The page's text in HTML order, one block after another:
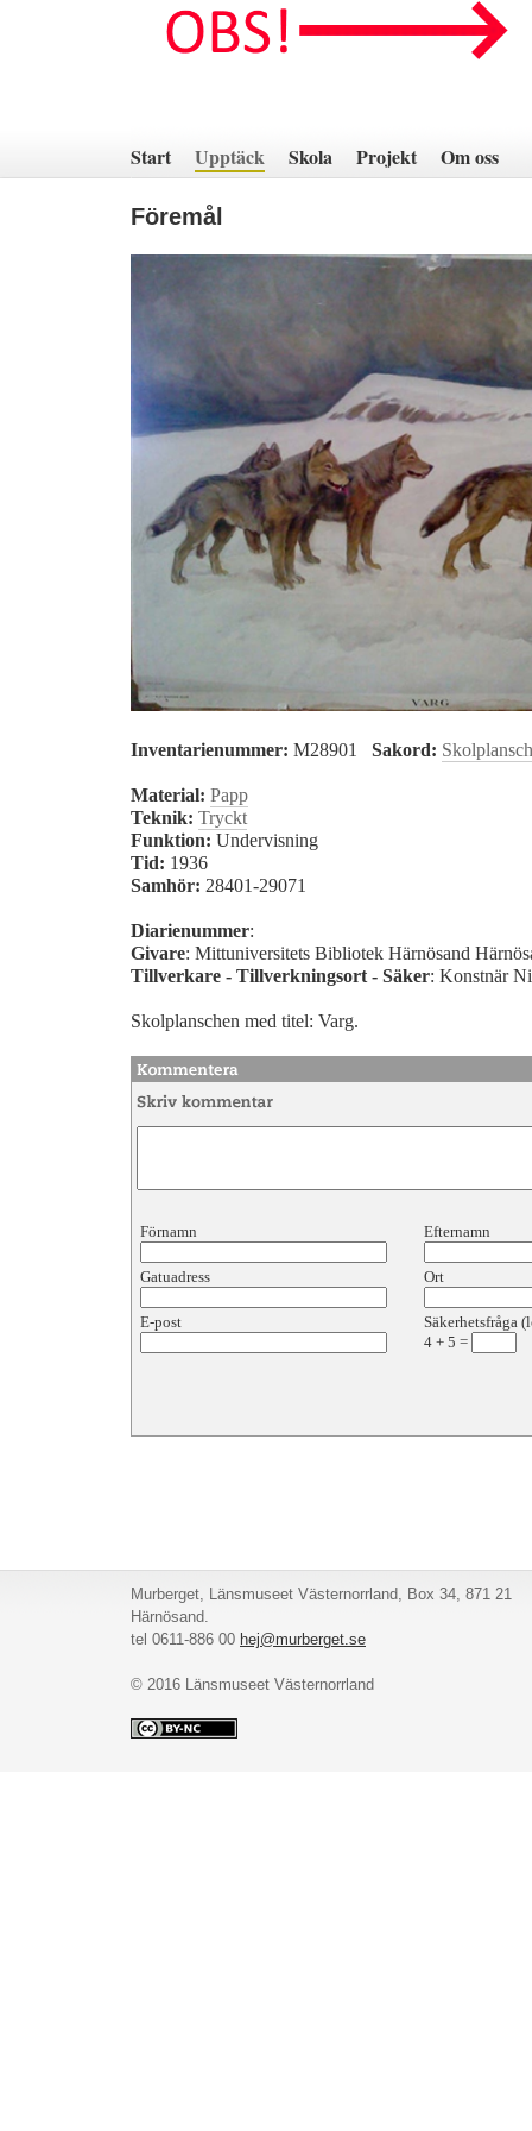
innehåll
Start Upptäck Skola Projekt Om oss
Föremål
Inventarienummer: M28901 Sakord: Skolplansch
Material: Papp
Teknik: Tryckt
Funktion: Undervisning
Tid: 1936
Samhör: 28401-29071
Diarienummer:
Givare: Mittuniversitets Bibliotek Härnösand
Tillverkare - Tillverkningsort - Säker: Konstnär
Skolplanschen med titel: Varg.
Förnamn Efternamn
Gatuadress Ort
E-post
Säkerhetsfråga
4 + 5 =
Murberget, Länsmuseet Västernorrland, Box 34, 871 21
Härnösand.
tel 0611-886 00 hej@murberget.se
© 2016 Länsmuseet Västernorrland